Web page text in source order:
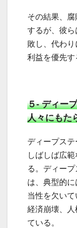
その結果、
するが、彼
敗し、代わ
利益を優先す
５- ディー
人々にもた
ディープス
しばしば広
る。ディー
は、典型的
当性を欠い
経済崩壊、
ている。